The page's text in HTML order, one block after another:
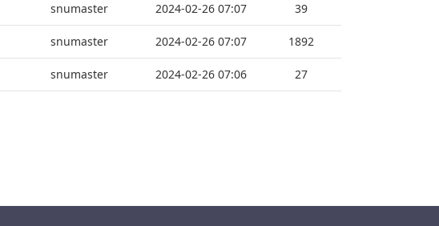
snumaster 2024-02-26 07:07 39
snumaster 2024-02-26 07:07 1892
snumaster 2024-02-26 07:06 27